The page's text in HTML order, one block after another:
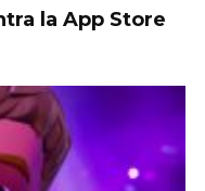
la App Store